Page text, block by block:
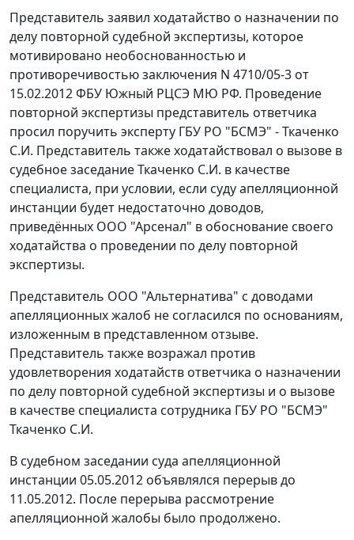
Представитель заявил ходатайство о назначении по
делу повторной судебной экспертизы, которое
мотивировано необоснованностью и
противоречивостью заключения N 4710/05-3 от
15.02.2012 ФБУ Южный РЦСЭ МЮ РФ. Проведение
повторной экспертизы представитель ответчика
просил поручить эксперту ГБУ РО "БСМЭ" - Ткаченко
С.И. Представитель также ходатайствовал о вызове в
судебное заседание Ткаченко С.И. в качестве
специалиста, при условии, если суду апелляционной
инстанции будет недостаточно доводов,
приведённых ООО "Арсенал" в обоснование своего
ходатайства о проведении по делу повторной
экспертизы.
Представитель ООО "Альтернатива" с доводами
апелляционных жалоб не согласился по основаниям,
изложенным в представленном отзыве.
Представитель также возражал против
удовлетворения ходатайств ответчика о назначении
по делу повторной судебной экспертизы и о вызове
в качестве специалиста сотрудника ГБУ РО "БСМЭ"
Ткаченко С.И.
В судебном заседании суда апелляционной
инстанции 05.05.2012 объявлялся перерыв до
11.05.2012. После перерыва рассмотрение
апелляционной жалобы было продолжено.